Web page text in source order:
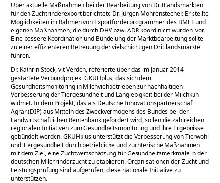
Über aktuelle Maßnahmen bei der Bearbeitung von Drittlandsmärkten
für den Zuchtrinderexport berichtete Dr. Jürgen Mohrenstecher. Er stellte
Möglichkeiten im Rahmen von Exportförderprogrammen des BMEL und
eigenen Maßnahmen, die durch DHV bzw. ADR koordiniert wurden, vor.
Eine bessere Koordination und Bündelung der Marktbearbeitung sollte
zu einer effizienteren Betreuung der vielschichtigen Drittlandsmärkte
führen.
Dr. Kathrin Stock, vit Verden, referierte über das im Januar 2014
gestartete Verbundprojekt GKUHplus, das sich dem
Gesundheitsmonitoring in Milchviehbetrieben zur nachhaltigen
Verbesserung der Tiergesundheit und Langlebigkeit bei der Milchkuh
widmet. In dem Projekt, das als Deutsche Innovationspartnerschaft
Agrar (DIP) aus Mitteln des Zweckvermögens des Bundes bei der
Landwirtschaftlichen Rentenbank gefördert wird, sollen die zahlreichen
regionalen Initiativen zum Gesundheitsmonitoring und ihre Ergebnisse
gebündelt werden. GKUHplus unterstützt die Verbesserung von Tierwohl
und Tiergesundheit durch betriebliche und züchterische Maßnahmen
mit dem Ziel, eine Zuchtwertschätzung für Gesundheitsmerkmale in der
deutschen Milchrinderzucht zu etablieren. Organisationen der Zucht und
Leistungsprüfung sind aufgerufen, diese nationale Initiative zu
unterstützen.